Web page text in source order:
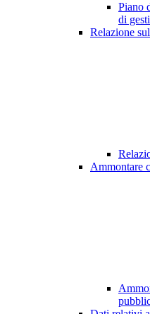
Piano
di
Relazione
Ammontare